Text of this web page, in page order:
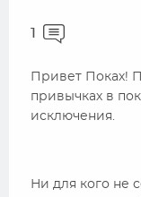
1
Привет Поках!
привычках в
исключения.
Ни для кого не